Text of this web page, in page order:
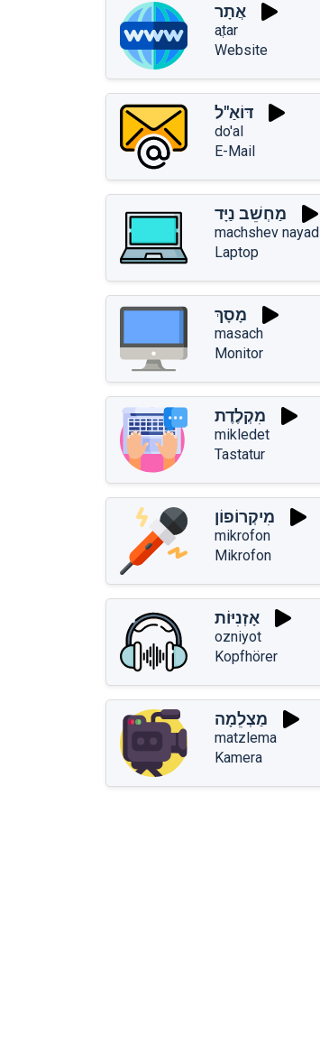
אֲתָר
aֲtar
Website
דּוֹאַ"ל
do'al
E-Mail
מַחְשֵׁב נַיָּד
machshev nayad
Laptop
מָסָךְ
masach
Monitor
מִקְלֶדֶת
mikledet
Tastatur
מִיקְרוֹפוֹן
mikrofon
Mikrofon
אָזְנִיּוֹת
ozniyot
Kopfhörer
מַצְלֵמָה
matzlema
Kamera